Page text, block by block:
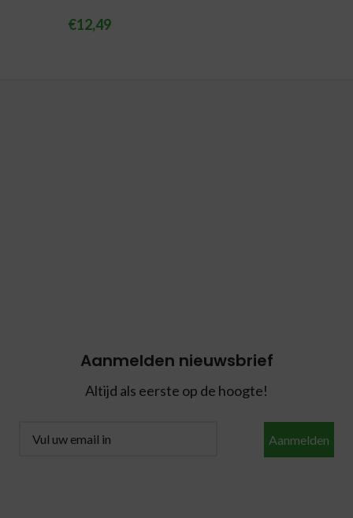
€12,49
Aanmelden nieuwsbrief
Altijd als eerste op de hoogte!
Aanmelden